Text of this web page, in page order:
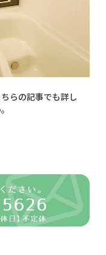
らの記事でも詳し